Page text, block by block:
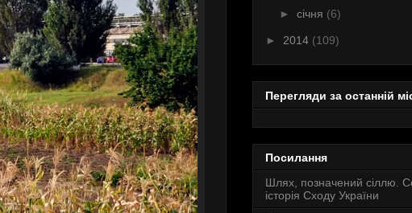
► січня (6)
► 2014 (109)
Перегляди за останній
Посилання
Шлях, позначений сіллю.
історія Сходу України